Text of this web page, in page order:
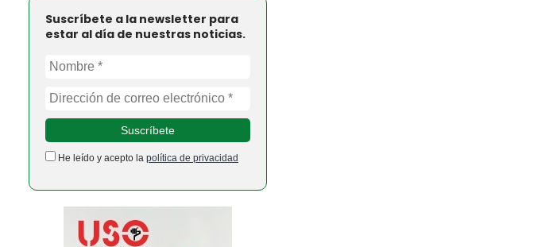
Suscríbete a la newsletter para
estar al día de nuestras noticias.
He leído y acepto la política de privacidad